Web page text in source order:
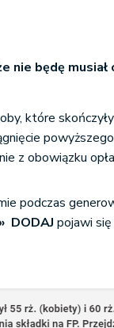
będę musiał
które
z obowiązku
podczas
DODAJ pojawi